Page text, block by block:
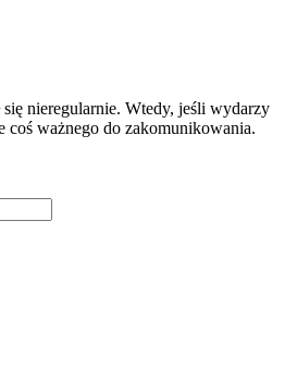
nieregularnie. Wtedy, jeśli wydarzy
coś ważnego do zakomunikowania.